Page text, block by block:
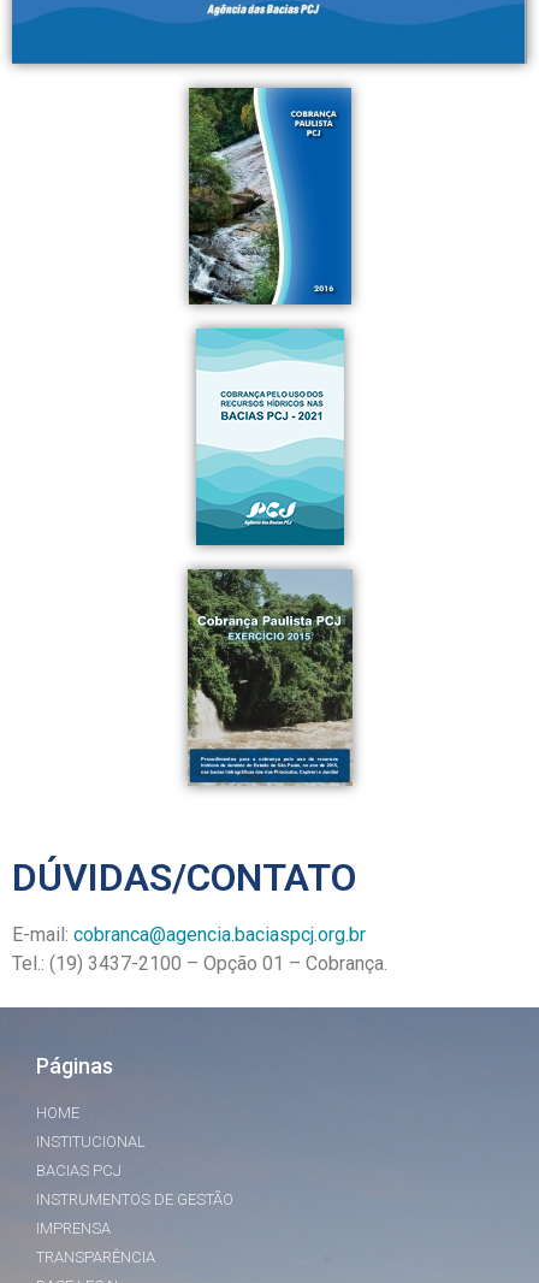
DÚVIDAS/CONTATO
E-mail: cobranca@agencia.baciaspcj.org.br
Tel.: (19) 3437-2100 – Opção 01 – Cobrança.
Páginas
HOME
INSTITUCIONAL
BACIAS PCJ
INSTRUMENTOS DE GESTÃO
IMPRENSA
TRANSPARÊNCIA